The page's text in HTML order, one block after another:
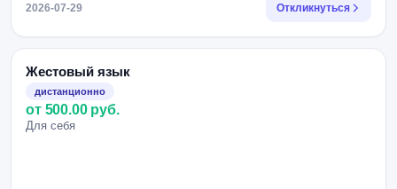
2026-07-29 Откликнуться
Жестовый язык
дистанционно
от 500.00 руб.
Для себя